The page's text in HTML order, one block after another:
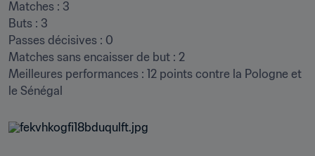
Matches : 3
Buts : 3
Passes décisives : 0
Matches sans encaisser de but : 2
Meilleures performances : 12 points contre la Pologne et
le Sénégal